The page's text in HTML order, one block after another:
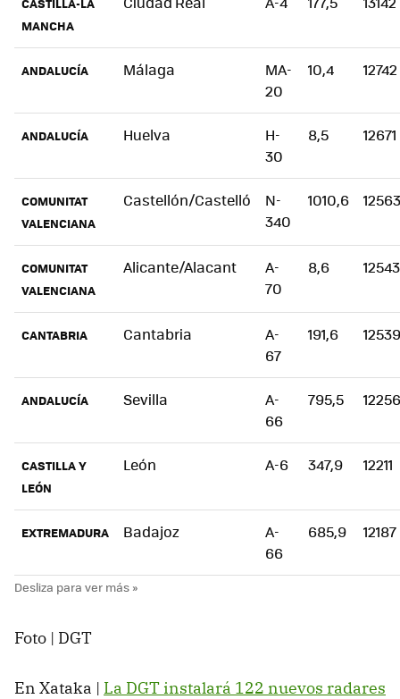
MANCHA
ANDALUCÍA Málaga
MA-
20
10,4 12742
ANDALUCÍA Huelva
H-
30
8,5 12671
COMUNITAT
VALENCIANA
Castellón/Castelló
N-
340
1010,6 12563
COMUNITAT
VALENCIANA
Alicante/Alacant
A-
70
8,6 12543
CANTABRIA Cantabria
A-
67
191,6 12539
ANDALUCÍA Sevilla
A-
66
795,5 12256
CASTILLA Y
LEÓN
León A-6 347,9 12211
EXTREMADURA Badajoz
A-
66
685,9 12187
Foto | DGT
En Xataka | La DGT instalará 122 nuevos radares